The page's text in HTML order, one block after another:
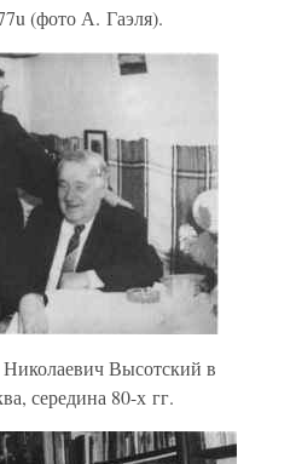
(фото А. Гаэля).
Высотский в
середина 80-х гг.